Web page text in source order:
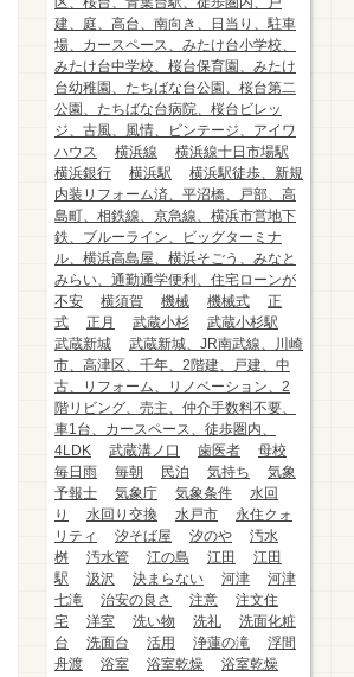
建、庭、高台、南向き、日当り、駐車
場、カースペース、みたけ台小学校、
みたけ台中学校、桜台保育園、みたけ
台幼稚園、たちばな台公園、桜台第二
公園、たちばな台病院、桜台ビレッ
ジ、古風、風情、ビンテージ、アイワ
ハウス
横浜線
横浜線十日市場駅
横浜銀行
横浜駅
横浜駅徒歩、新規
内装リフォーム済、平沼橋、戸部、高
島町、相鉄線、京急線、横浜市営地下
鉄、ブルーライン、ビッグターミナ
ル、横浜高島屋、横浜そごう、みなと
みらい、通勤通学便利、住宅ローンが
不安
横須賀 機械 機械式
正
式
正月 武蔵小杉
武蔵小杉駅
武蔵新城
武蔵新城、JR南武線、川崎
市、高津区、千年、2階建、戸建、中
古、リフォーム、リノベーション、2
階リビング、売主、仲介手数料不要、
車1台、カースペース、徒歩圏内、
4LDK
武蔵溝ノ口 歯医者
母校
毎日雨
毎朝 民泊 気持ち
気象
予報士
気象庁 気象条件
水回
り
水回り交換 水戸市
永住クォ
リティ
汐そば屋 汐のや
汚水
桝
汚水管 江の島 江田
江田
駅
汲沢 決まらない 河津
河津
七滝
治安の良さ 注意
注文住
宅
洋室 洗い物 洗礼
洗面化粧
台
洗面台 活用 浄蓮の滝
浮間
舟渡
浴室 浴室乾燥
浴室乾燥